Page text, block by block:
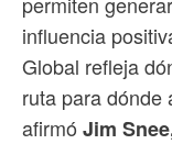
influencia
Global refleja
ruta para dónde
afirmó Jim